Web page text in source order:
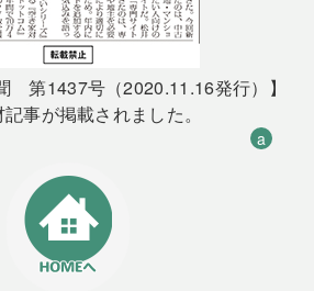
第1437号（2020.11.16発行）】
事が掲載されました。
a